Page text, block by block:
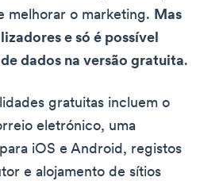
melhorar o marketing. Mas
e só é possível
dados na versão gratuita.
gratuitas incluem o
eletrónico, uma
iOS e Android, registos
e alojamento de sítios